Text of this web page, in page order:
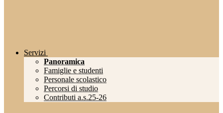
Servizi
Panoramica
Famiglie e studenti
Personale scolastico
Percorsi di studio
Contributi a.s.25-26